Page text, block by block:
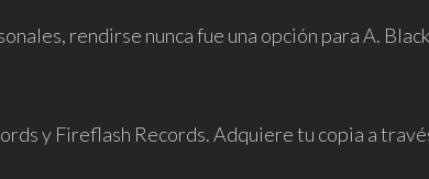
rendirse nunca fue una opción para A.
y Fireflash Records. Adquiere tu copia a